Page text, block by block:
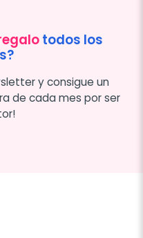
todos los
y consigue un
de cada mes por ser